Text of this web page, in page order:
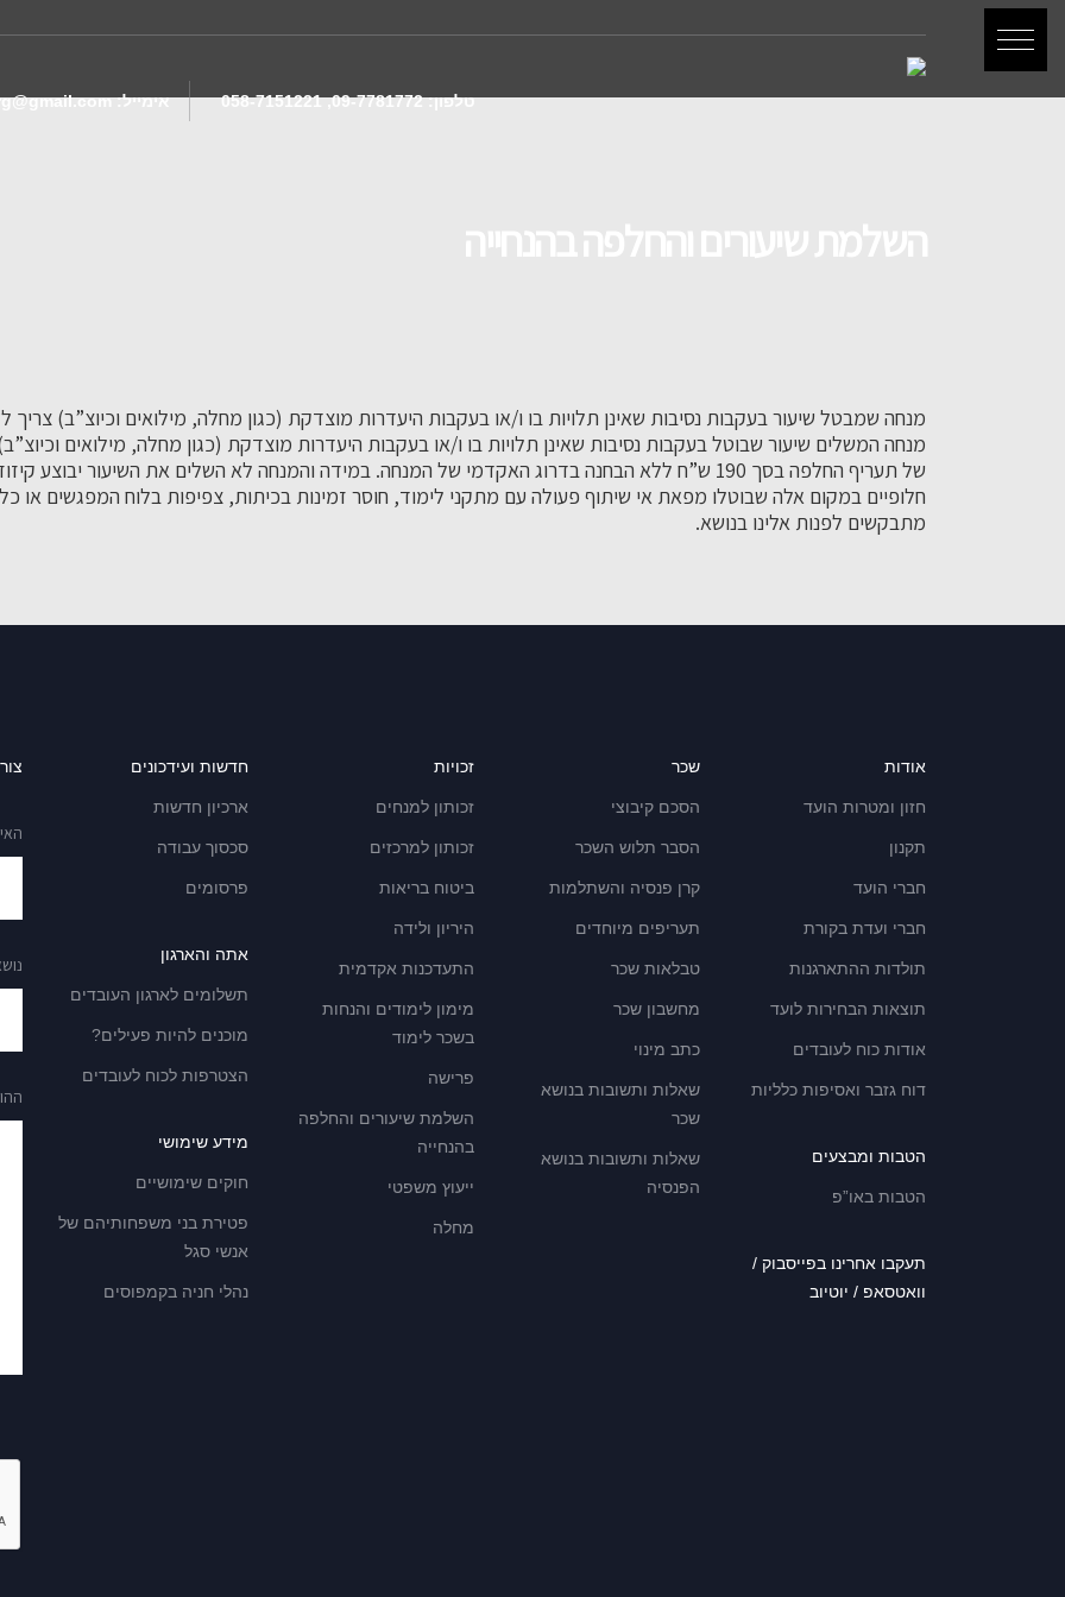
טלפון:09-7781772, 058-7151221 אימייל:
מנחה שמבטל שיעור בעקבות נסיבות שאינן תלויות בו ו/או בעקבות היעדרות מוצדקת (כגון מחלה, מילואים וכיוצ”ב)
מנחה המשלים שיעור שבוטל בעקבות נסיבות שאינן תלויות בו ו/או בעקבות היעדרות מוצדקת (כגון מחלה, מילואים
של תעריף החלפה בסך 190 ש”ח ללא הבחנה בדרוג האקדמי של המנחה. במידה והמנחה לא השלים את השיעור
חלופיים במקום אלה שבוטלו מפאת אי שיתוף פעולה עם מתקני לימוד, חוסר זמינות בכיתות, צפיפות בלוח המפגשים או
מתבקשים לפנות אלינו בנושא.
אודות
חזון ומטרות הועד
תקנון
חברי הועד
חברי ועדת בקורת
תולדות ההתארגנות
תוצאות הבחירות לועד
אודות כוח לעובדים
דוח גזבר ואסיפות כלליות
הטבות ומבצעים
הטבות באו”פ
תעקבו אחרינו בפייסבוק /
וואטסאפ / יוטיוב
שכר
הסכם קיבוצי
הסבר תלוש השכר
קרן פנסיה והשתלמות
תעריפים מיוחדים
טבלאות שכר
מחשבון שכר
כתב מינוי
שאלות ותשובות בנושא
שכר
שאלות ותשובות בנושא
הפנסיה
זכויות
זכותון למנחים
זכותון למרכזים
ביטוח בריאות
היריון ולידה
התעדכנות אקדמית
מימון לימודים והנחות
בשכר לימוד
פרישה
השלמת שיעורים והחלפה
בהנחייה
ייעוץ משפטי
מחלה
חדשות ועידכונים
ארכיון חדשות
סכסוך עבודה
פרסומים
אתה והארגון
תשלומים לארגון העובדים
מוכנים להיות פעילים?
הצטרפות לכוח לעובדים
מידע שימושי
חוקים שימושיים
פטירת בני משפחותיהם של
אנשי סגל
נהלי חניה בקמפוסים